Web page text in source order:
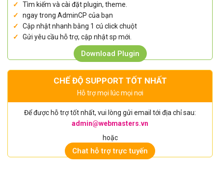
Tìm kiếm và cài đặt plugin, theme.
ngay trong AdminCP của bạn
Cập nhật nhanh bằng 1 cú click chuột
Gửi yêu cầu hỗ trợ, cập nhật sp mới.
Download Plugin
CHẾ ĐỘ SUPPORT TỐT NHẤT
Hỗ trợ mọi lúc mọi nơi
Để được hỗ trợ tốt nhất, vui lòng gửi email tới địa chỉ sau:
admin@webmasters.vn
hoặc
Chat hỗ trợ trực tuyến